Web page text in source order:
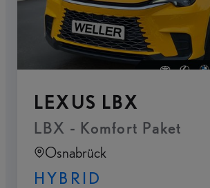
LEXUS LBX
LBX - Komfort Paket
Osnabrück
HYBRID